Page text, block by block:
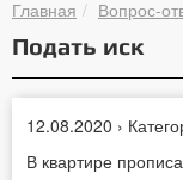
Главная Вопрос-
Подать иск
12.08.2020 ›
В квартире